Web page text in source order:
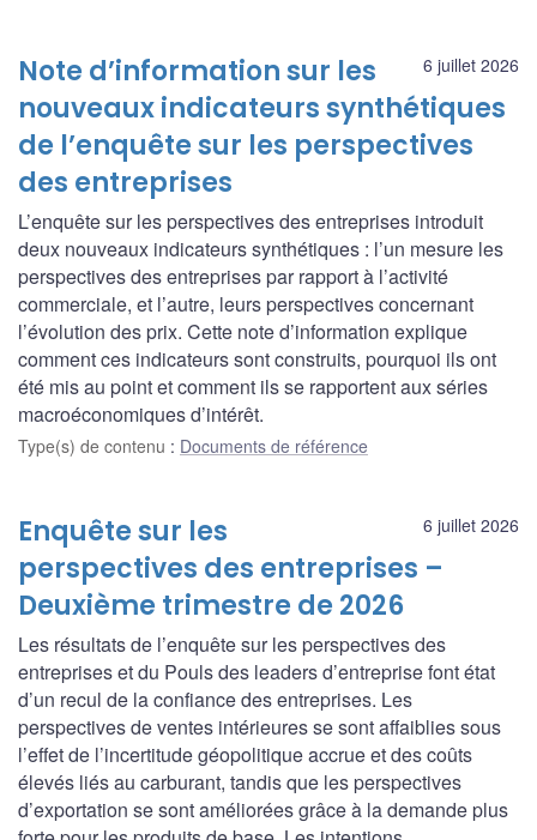
6 juillet 2026
Note d’information sur les
nouveaux indicateurs synthétiques
de l’enquête sur les perspectives
des entreprises
L’enquête sur les perspectives des entreprises introduit
deux nouveaux indicateurs synthétiques : l’un mesure les
perspectives des entreprises par rapport à l’activité
commerciale, et l’autre, leurs perspectives concernant
l’évolution des prix. Cette note d’information explique
comment ces indicateurs sont construits, pourquoi ils ont
été mis au point et comment ils se rapportent aux séries
macroéconomiques d’intérêt.
Type(s) de contenu : Documents de référence
6 juillet 2026
Enquête sur les
perspectives des entreprises –
Deuxième trimestre de 2026
Les résultats de l’enquête sur les perspectives des
entreprises et du Pouls des leaders d’entreprise font état
d’un recul de la confiance des entreprises. Les
perspectives de ventes intérieures se sont affaiblies sous
l’effet de l’incertitude géopolitique accrue et des coûts
élevés liés au carburant, tandis que les perspectives
d’exportation se sont améliorées grâce à la demande plus